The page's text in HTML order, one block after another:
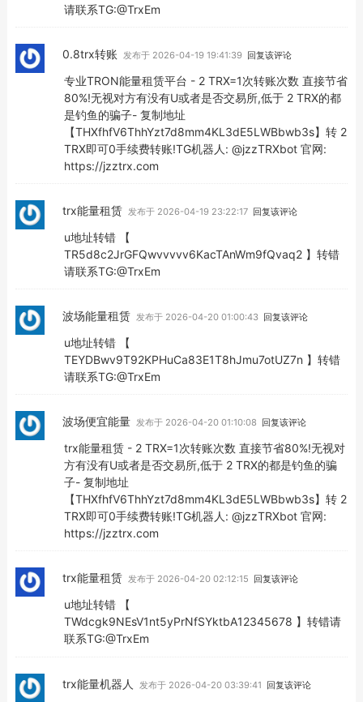
请联系TG:@TrxEm
0.8trx转账 发布于 2026-04-19 19:41:39 回复该评论
专业TRON能量租赁平台 - 2 TRX=1次转账次数 直接节省
80%!无视对方有没有U或者是否交易所,低于 2 TRX的都
是钓鱼的骗子- 复制地址
【THXfhfV6ThhYzt7d8mm4KL3dE5LWBbwb3s】转 2
TRX即可0手续费转账!TG机器人: @jzzTRXbot 官网:
https://jzztrx.com
trx能量租赁 发布于 2026-04-19 23:22:17 回复该评论
u地址转错 【
TR5d8c2JrGFQwvvvvv6KacTAnWm9fQvaq2 】转错
请联系TG:@TrxEm
波场能量租赁 发布于 2026-04-20 01:00:43 回复该评论
u地址转错 【
TEYDBwv9T92KPHuCa83E1T8hJmu7otUZ7n 】转错
请联系TG:@TrxEm
波场便宜能量 发布于 2026-04-20 01:10:08 回复该评论
trx能量租赁 - 2 TRX=1次转账次数 直接节省80%!无视对
方有没有U或者是否交易所,低于 2 TRX的都是钓鱼的骗
子- 复制地址
【THXfhfV6ThhYzt7d8mm4KL3dE5LWBbwb3s】转 2
TRX即可0手续费转账!TG机器人: @jzzTRXbot 官网:
https://jzztrx.com
trx能量租赁 发布于 2026-04-20 02:12:15 回复该评论
u地址转错 【
TWdcgk9NEsV1nt5yPrNfSYktbA12345678 】转错请
联系TG:@TrxEm
trx能量机器人 发布于 2026-04-20 03:39:41 回复该评论